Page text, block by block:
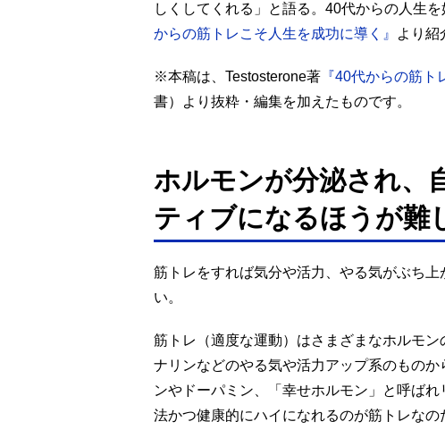
しくしてくれる」と語る。40代からの人生
からの筋トレこそ人生を成功に導く』
より紹
※本稿は、Testosterone著 『40代からの筋ト
書）より抜粋・編集を加えたものです。
ホルモンが分泌され
ティブになるほうが難
筋トレをすれば気分や活力、やる気がぶち
い。
筋トレ（適度な運動）はさまざまなホルモ
ナリンなどのやる気や活力アップ系のもの
ンやドーパミン、「幸せホルモン」と呼ば
法かつ健康的にハイになれるのが筋トレなの